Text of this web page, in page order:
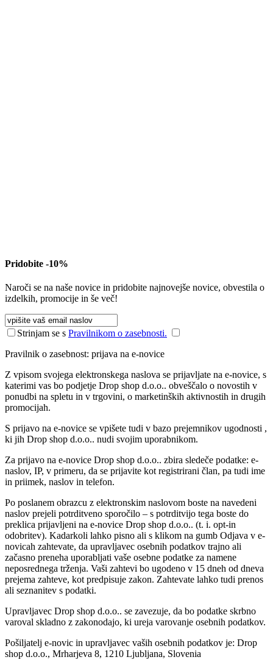
Pridobite -10%
Naroči se na naše novice in pridobite najnovejše novice, obvestila o
izdelkih, promocije in še več!
Strinjam se s Pravilnikom o zasebnosti.
Pravilnik o zasebnost: prijava na e-novice
Z vpisom svojega elektronskega naslova se prijavljate na e-novice, s
katerimi vas bo podjetje Drop shop d.o.o.. obveščalo o novostih v
ponudbi na spletu in v trgovini, o marketinških aktivnostih in drugih
promocijah.
S prijavo na e-novice se vpišete tudi v bazo prejemnikov ugodnosti ,
ki jih Drop shop d.o.o.. nudi svojim uporabnikom.
Za prijavo na e-novice Drop shop d.o.o.. zbira sledeče podatke: e-
naslov, IP, v primeru, da se prijavite kot registrirani član, pa tudi ime
in priimek, naslov in telefon.
Po poslanem obrazcu z elektronskim naslovom boste na navedeni
naslov prejeli potrditveno sporočilo – s potrditvijo tega boste do
preklica prijavljeni na e-novice Drop shop d.o.o.. (t. i. opt-in
odobritev). Kadarkoli lahko pisno ali s klikom na gumb Odjava v e-
novicah zahtevate, da upravljavec osebnih podatkov trajno ali
začasno preneha uporabljati vaše osebne podatke za namene
neposrednega trženja. Vaši zahtevi bo ugodeno v 15 dneh od dneva
prejema zahteve, kot predpisuje zakon. Zahtevate lahko tudi prenos
ali seznanitev s podatki.
Upravljavec Drop shop d.o.o.. se zavezuje, da bo podatke skrbno
varoval skladno z zakonodajo, ki ureja varovanje osebnih podatkov.
Pošiljatelj e-novic in upravljavec vaših osebnih podatkov je: Drop
shop d.o.o., Mrharjeva 8, 1210 Ljubljana, Slovenia